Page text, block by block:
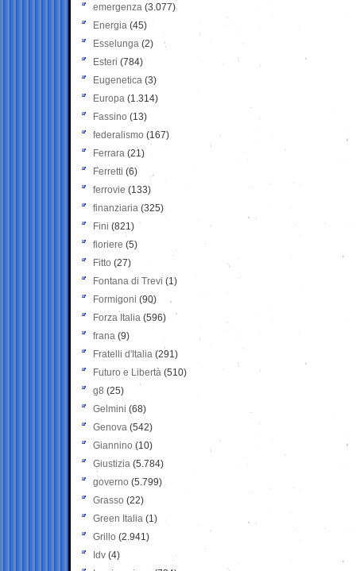
emergenza (3.077)
Energia (45)
Esselunga (2)
Esteri (784)
Eugenetica (3)
Europa (1.314)
Fassino (13)
federalismo (167)
Ferrara (21)
Ferretti (6)
ferrovie (133)
finanziaria (325)
Fini (821)
fioriere (5)
Fitto (27)
Fontana di Trevi (1)
Formigoni (90)
Forza Italia (596)
frana (9)
Fratelli d'Italia (291)
Futuro e Libertà (510)
g8 (25)
Gelmini (68)
Genova (542)
Giannino (10)
Giustizia (5.784)
governo (5.799)
Grasso (22)
Green Italia (1)
Grillo (2.941)
Idv (4)